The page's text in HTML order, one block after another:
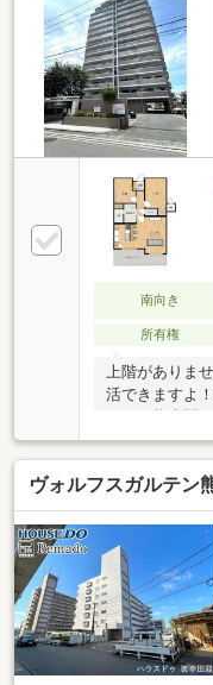
南向き
所有権
上階がありま
活できますよ
すすめマンシ
ヴォルフスガルテ